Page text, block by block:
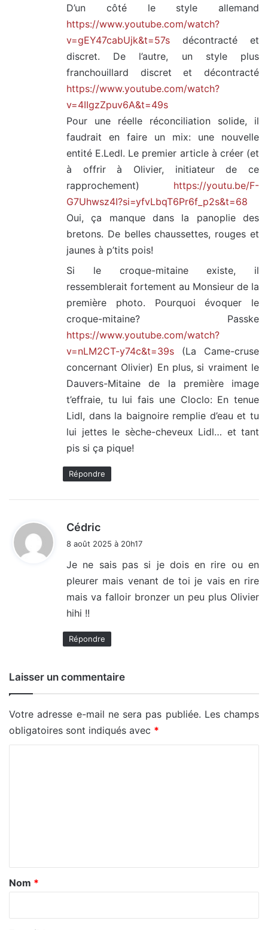
D’un côté le style allemand
https://www.youtube.com/watch?
v=gEY47cabUjk&t=57s décontracté et
discret. De l’autre, un style plus
franchouillard discret et décontracté
https://www.youtube.com/watch?
v=4IIgzZpuv6A&t=49s
Pour une réelle réconciliation solide, il
faudrait en faire un mix: une nouvelle
entité E.Ledl. Le premier article à créer (et
à offrir à Olivier, initiateur de ce
rapprochement) https://youtu.be/F-
G7Uhwsz4I?si=yfvLbqT6Pr6f_p2s&t=68
Oui, ça manque dans la panoplie des
bretons. De belles chaussettes, rouges et
jaunes à p’tits pois!
Si le croque-mitaine existe, il
ressemblerait fortement au Monsieur de la
première photo. Pourquoi évoquer le
croque-mitaine? Passke
https://www.youtube.com/watch?
v=nLM2CT-y74c&t=39s (La Came-cruse
concernant Olivier) En plus, si vraiment le
Dauvers-Mitaine de la première image
t’effraie, tu lui fais une Cloclo: En tenue
Lidl, dans la baignoire remplie d’eau et tu
lui jettes le sèche-cheveux Lidl… et tant
pis si ça pique!
Répondre
Cédric
8 août 2025 à 20h17
Je ne sais pas si je dois en rire ou en
pleurer mais venant de toi je vais en rire
mais va falloir bronzer un peu plus Olivier
hihi !!
Répondre
Laisser un commentaire
Votre adresse e-mail ne sera pas publiée. Les champs
obligatoires sont indiqués avec *
a
Nom *